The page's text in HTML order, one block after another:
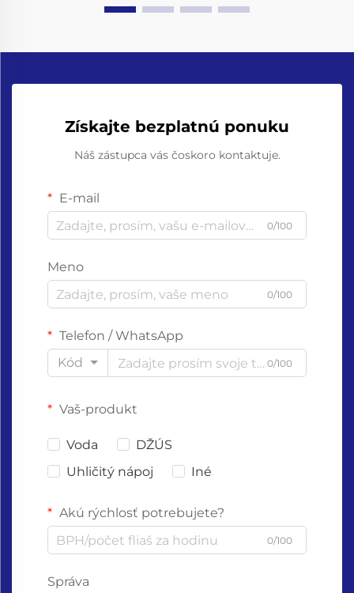
Získajte bezplatnú ponuku
Náš zástupca vás čoskoro kontaktuje.
E-mail
0/100
Meno
0/100
Telefon / WhatsApp
Kód
0/100
Vaš-produkt
Voda
DŽÚS
Uhličitý nápoj
Iné
Akú rýchlosť potrebujete?
0/100
Správa